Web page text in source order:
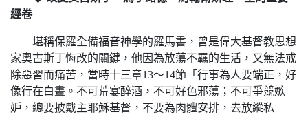
經卷
堪稱保羅全備福音神學的羅馬書，曾是偉大基督教思想
家奧古斯丁悔改的關鍵，他因為放蕩不羈的生活，又無法戒
除惡習而痛苦，當時十三章13～14節「行事為人要端正，好
像行在白晝。不可荒宴醉酒，不可好色邪蕩；不可爭競嫉
妒，總要披戴主耶穌基督，不要為肉體安排，去放縱私